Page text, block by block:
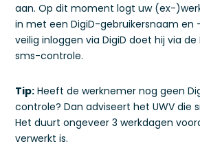
aan. Op dit moment logt uw (ex-
in met een DigiD-gebruikersnaam en
veilig inloggen via DigiD doet hij via
sms-controle.
Tip: Heeft de werknemer nog geen
controle? Dan adviseert het UWV die
Het duurt ongeveer 3 werkdagen
verwerkt is.